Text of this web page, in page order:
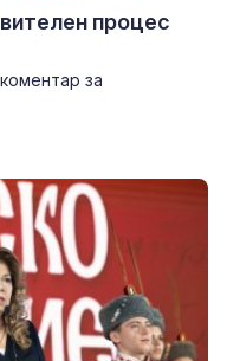
процес
за